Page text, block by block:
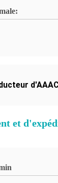
d'AAAC
et